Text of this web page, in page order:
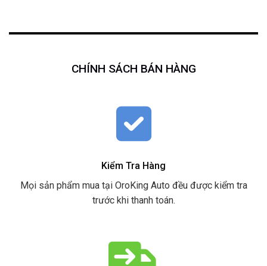
CHÍNH SÁCH BÁN HÀNG
Kiểm Tra Hàng
Mọi sản phẩm mua tại OroKing Auto đều được kiểm tra
trước khi thanh toán.